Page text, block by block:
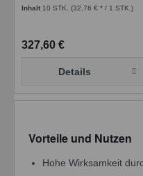
Inhalt 10 STK.(32,76 € * / 1 STK.)
327,60 €
Details
Vorteile und Nutzen
Hohe Wirksamkeit